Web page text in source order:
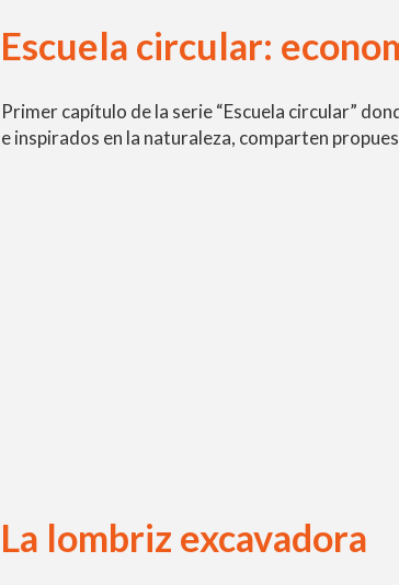
Escuela circular:
Primer capítulo de la serie “Escuela circular”
e inspirados en la naturaleza, comparten
La lombriz excavadora